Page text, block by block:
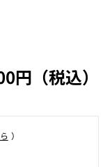
円（税込）
）